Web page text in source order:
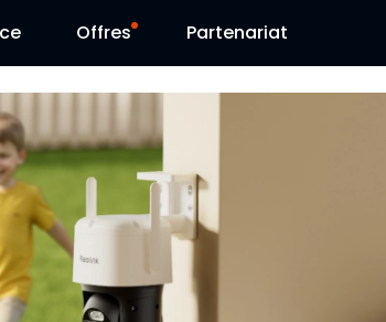
Offres
Ventes Flash
Reolink Day
Partenariat